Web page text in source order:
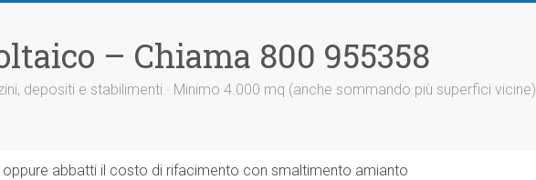
– Chiama 800 955358
depositi e stabilimenti · Minimo 4.000 mq (anche sommando più superfici vicine)
oppure abbatti il costo di rifacimento con smaltimento amianto